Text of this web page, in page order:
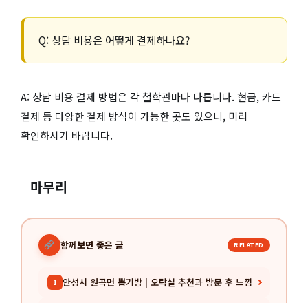
Q: 상담 비용은 어떻게 결제하나요?
A: 상담 비용 결제 방법은 각 철학관마다 다릅니다. 현금, 카드
결제 등 다양한 결제 방식이 가능한 곳도 있으니, 미리
확인하시기 바랍니다.
마무리
함께보면 좋은 글 RELATED
1 안성시 원곡면 뽑기방 | 오락실 추천과 방문 후 느낌